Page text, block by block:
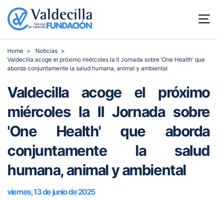
Home
Noticias
Valdecilla acoge el próximo miércoles la II Jornada sobre ‘One Health’ que
aborda conjuntamente la salud humana, animal y ambiental
Valdecilla acoge el próximo
miércoles la II Jornada sobre
'One Health' que aborda
conjuntamente la salud
humana, animal y ambiental
viernes, 13 de junio de 2025